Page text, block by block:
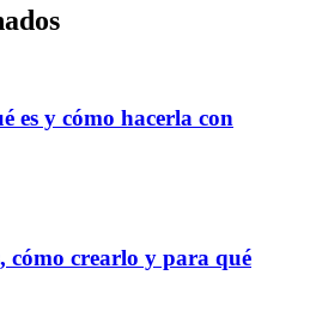
es y cómo hacerla con
cómo crearlo y para qué